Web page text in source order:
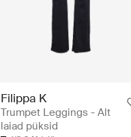
Filippa K
Trumpet Leggings - Alt
laiad püksid